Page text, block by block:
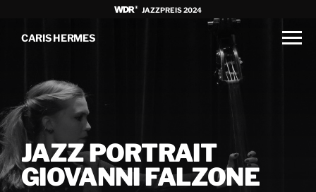
JAZZPREIS 2024
CARIS HERMES
JAZZ PORTRAIT
GIOVANNI FALZONE